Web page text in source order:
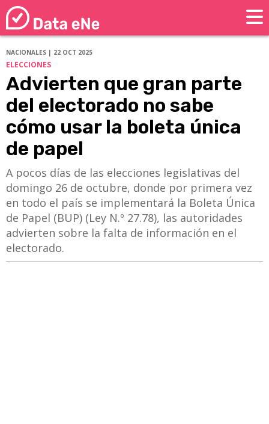
NACIONALES | 22 OCT 2025
ELECCIONES
Advierten que gran parte
del electorado no sabe
cómo usar la boleta única
de papel
A pocos días de las elecciones legislativas del
domingo 26 de octubre, donde por primera vez
en todo el país se implementará la Boleta Única
de Papel (BUP) (Ley N.º 27.78), las autoridades
advierten sobre la falta de información en el
electorado.